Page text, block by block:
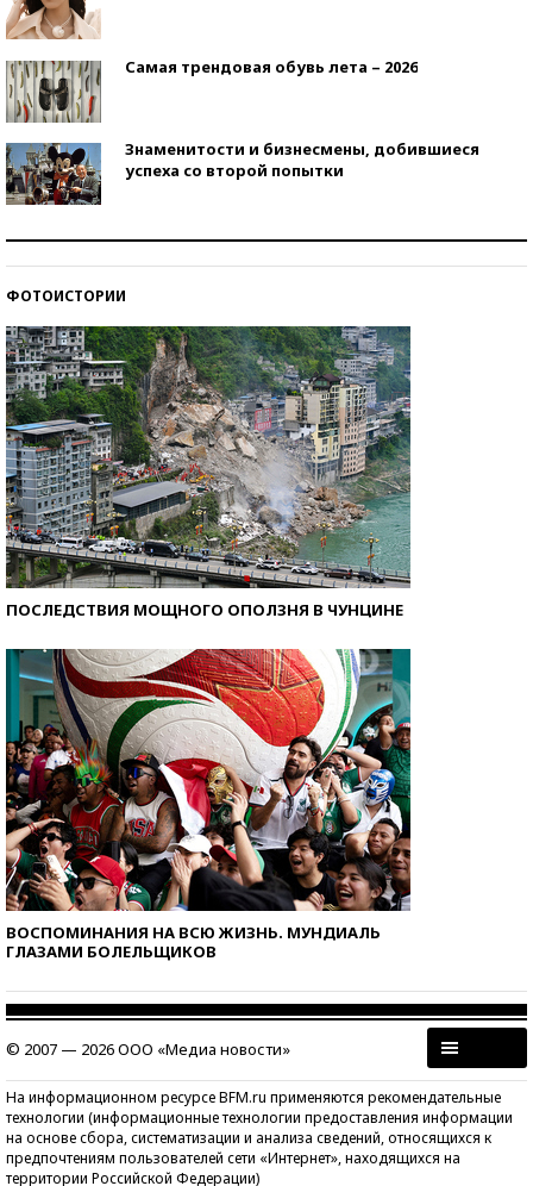
Самая трендовая обувь лета – 2026
Знаменитости и бизнесмены, добившиеся
успеха со второй попытки
ФОТОИСТОРИИ
ПОСЛЕДСТВИЯ МОЩНОГО ОПОЛЗНЯ В ЧУНЦИНЕ
ВОСПОМИНАНИЯ НА ВСЮ ЖИЗНЬ. МУНДИАЛЬ
ГЛАЗАМИ БОЛЕЛЬЩИКОВ
© 2007 — 2026 ООО «Медиа новости»
На информационном ресурсе BFM.ru применяются рекомендательные
технологии (информационные технологии предоставления информации
на основе сбора, систематизации и анализа сведений, относящихся к
предпочтениям пользователей сети «Интернет», находящихся на
территории Российской Федерации)